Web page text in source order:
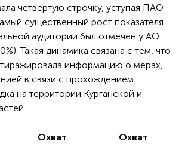
четвертую строчку, уступая ПАО
существенный рост показателя
аудитории был отмечен у АО
Такая динамика связана с тем, что
информацию о мерах,
в связи с прохождением
на территории Курганской и
Охват
Охват